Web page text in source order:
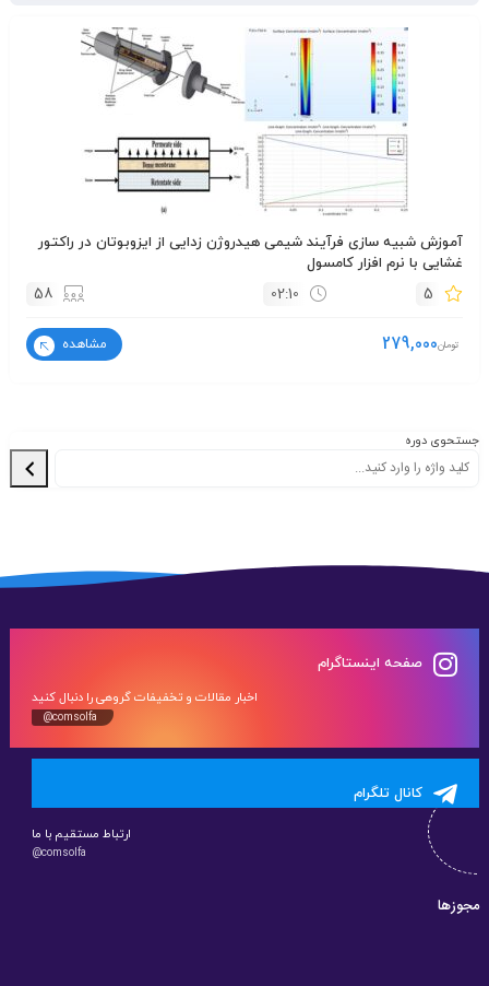
آموزش شبیه سازی فرآیند شیمی هیدروژن زدایی از ایزوبوتان در راکتور
غشایی با نرم افزار کامسول
5
02:10
58
تومان279,000 مشاهده
جستحوی دوره
صفحه اینستاگرام
اخبار مقالات و تخفیفات گروهی را دنبال کنید
@comsolfa
کانال تلگرام
ارتباط مستقیم با ما
@comsolfa
مجوزها